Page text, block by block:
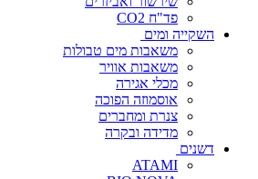
פד"ח CO2
השקייה ומים
משאבות מים טבולות
משאבות אוויר
מכלי אגירה
אוסמוזה הפוכה
צנרת ומחברים
מדידה ובקרה
דשנים
ATAMI